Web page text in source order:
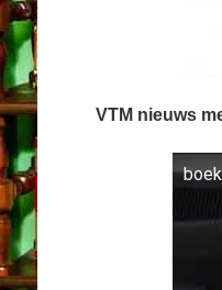
VTM nieuws